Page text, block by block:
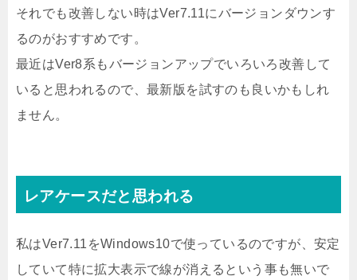
それでも改善しない時はVer7.11にバージョンダウンす
るのがおすすめです。
最近はVer8系もバージョンアップでいろいろ改善して
いると思われるので、最新版を試すのも良いかもしれ
ません。
レアケースだと思われる
私はVer7.11をWindows10で使っているのですが、安定
していて特に拡大表示で線が消えるという事も無いで